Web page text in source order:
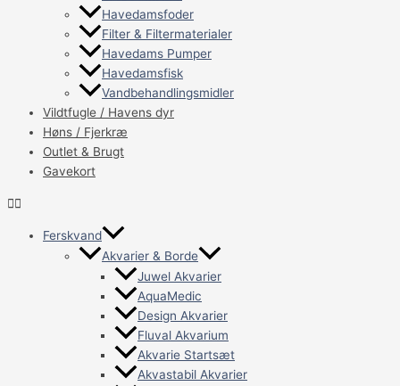
Havedamsfoder
Filter & Filtermaterialer
Havedams Pumper
Havedamsfisk
Vandbehandlingsmidler
Vildtfugle / Havens dyr
Høns / Fjerkræ
Outlet & Brugt
Gavekort
Ferskvand
Akvarier & Borde
Juwel Akvarier
AquaMedic
Design Akvarier
Fluval Akvarium
Akvarie Startsæt
Akvastabil Akvarier